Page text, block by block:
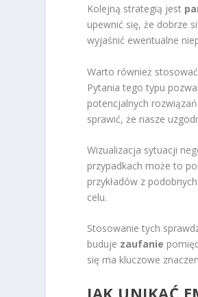
Kolejną strategią jest
upewnić się, że dobrze
wyjaśnić ewentualne
Warto również stosować
Pytania tego typu
potencjalnych
sprawić, że nasze
Wizualizacja sytuacji
przypadkach może to
przykładów z
celu.
Stosowanie tych
buduje zaufanie
się ma kluczowe
JAK UNIKAĆ